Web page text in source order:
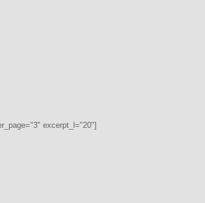
excerpt_l="20"]